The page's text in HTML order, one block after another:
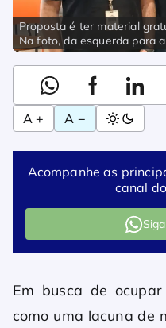
Proposta é ter material
Na foto, da esquerda para
fundador da marca;
e Rubem Montoni, sócio-
Siqueira/Panorama Pet&Vet
A + A −
Acompanhe as
canal
Em busca de
como uma lacuna de